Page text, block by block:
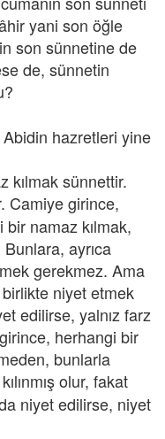
yani son öğle
son sünnetine de
de, sünnetin
hazretleri yine
kılmak sünnettir.
Camiye girince,
namaz kılmak,
ayrıca
gerekmez. Ama
niyet etmek
edilirse, yalnız farz
herhangi bir
bunlarla
olur, fakat
niyet edilirse, niyet